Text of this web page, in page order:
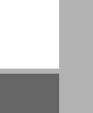
חלק א ארץ־ישראל בימי השלטון המוסלמי (1099-634) ... 15